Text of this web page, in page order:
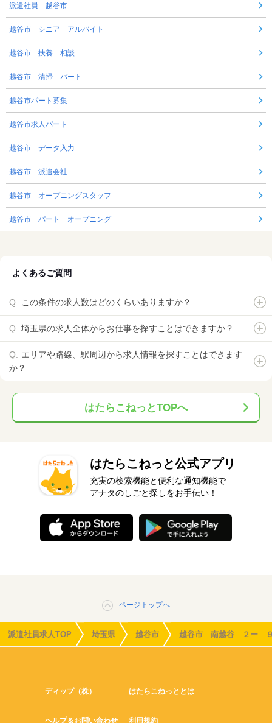
派遣社員 越谷市
越谷市 シニア アルバイト
越谷市 扶養 相談
越谷市 清掃 パート
越谷市パート募集
越谷市求人パート
越谷市 データ入力
越谷市 派遣会社
越谷市 オープニングスタッフ
越谷市 パート オープニング
よくあるご質問
この条件の求人数はどのくらいありますか？
埼玉県の求人全体からお仕事を探すことはできますか？
エリアや路線、駅周辺から求人情報を探すことはできます
か？
はたらこねっとTOPへ
はたらこねっと公式アプリ
充実の検索機能と便利な通知機能で
アナタのしごと探しをお手伝い！
ページトップへ
派遣社員求人TOP 埼玉県 越谷市 越谷市 南越谷 ２ー
ディップ（株） はたらこねっととは
ヘルプ＆お問い合わせ 利用規約